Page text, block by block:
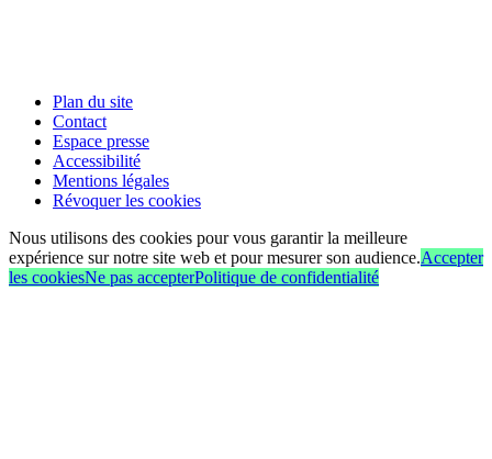
Plan du site
Contact
Espace presse
Accessibilité
Mentions légales
Révoquer les cookies
Nous utilisons des cookies pour vous garantir la meilleure
expérience sur notre site web et pour mesurer son audience.Accepter
les cookiesNe pas accepterPolitique de confidentialité